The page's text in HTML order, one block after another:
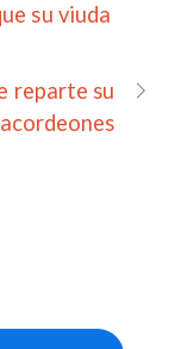
su viuda
reparte su